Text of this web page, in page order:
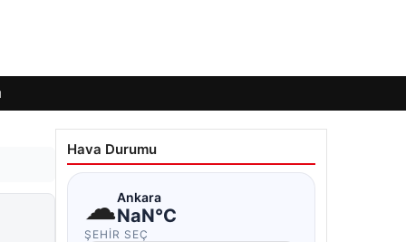
Hava Durumu
☁Ankara
NaN°C
ŞEHIR SEÇ